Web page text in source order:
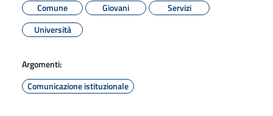
Comune
Giovani
Servizi
Università
Argomenti:
Comunicazione istituzionale